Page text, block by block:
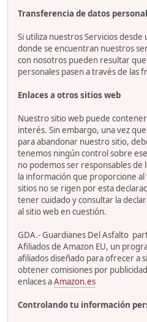
Transferencia de datos
Si utiliza nuestros Servicios desde
donde se encuentran nuestros
con nosotros pueden resultar
personales pasen a través de las
Enlaces a otros sitios web
Nuestro sitio web puede
interés. Sin embargo, una vez
para abandonar nuestro sitio,
tenemos ningún control sobre
no podemos ser responsables de
la información que proporcione al
sitios no se rigen por esta
tener cuidado y consultar la
al sitio web en cuestión.
GDA.- Guardianes Del Asfalto
Afiliados de Amazon EU, un
afiliados diseñado para ofrecer a
obtener comisiones por
enlaces aAmazon.es
Controlando tu información